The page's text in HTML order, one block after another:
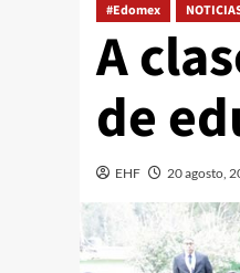
#Edomex
A
de
EHF 20 agosto,